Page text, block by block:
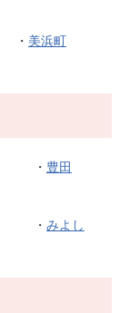
・ 美浜町
・ 豊田
・ みよし